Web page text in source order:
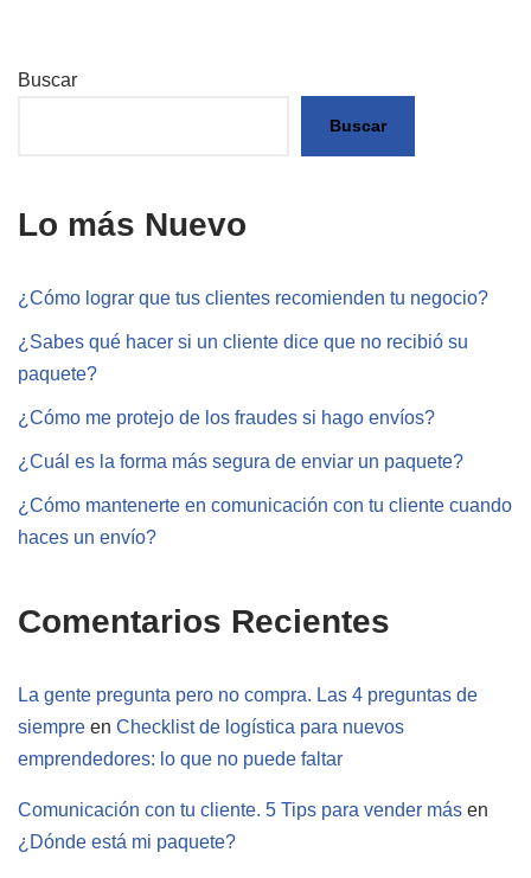
Buscar
Buscar
Lo más Nuevo
¿Cómo lograr que tus clientes recomienden tu negocio?
¿Sabes qué hacer si un cliente dice que no recibió su
paquete?
¿Cómo me protejo de los fraudes si hago envíos?
¿Cuál es la forma más segura de enviar un paquete?
¿Cómo mantenerte en comunicación con tu cliente cuando
haces un envío?
Comentarios Recientes
La gente pregunta pero no compra. Las 4 preguntas de
siempre en Checklist de logística para nuevos
emprendedores: lo que no puede faltar
Comunicación con tu cliente. 5 Tips para vender más en
¿Dónde está mi paquete?